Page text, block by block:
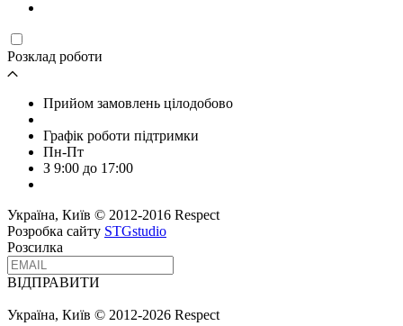
Розклад роботи
Прийом замовлень цілодобово
Графік роботи підтримки
Пн-Пт
З 9:00 до 17:00
Україна, Київ © 2012-2016 Respect
Розробка сайту STGstudio
Розсилка
ВІДПРАВИТИ
Україна, Київ © 2012-2026 Respect